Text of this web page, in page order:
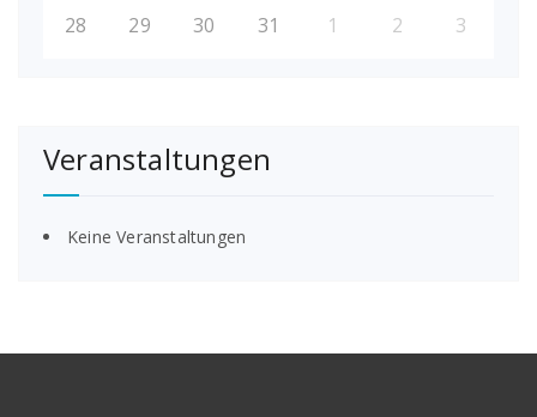
28 29 30 31 1 2 3
Veranstaltungen
Keine Veranstaltungen